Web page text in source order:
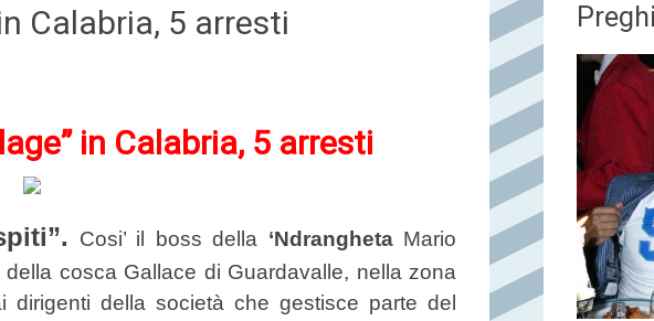
Calabria, 5 arresti
in Calabria, 5 arresti
Cosi’ il boss della ‘NdranghetaMario
cosca Gallace di Guardavalle, nella zona
dirigenti della società che gestisce parte del